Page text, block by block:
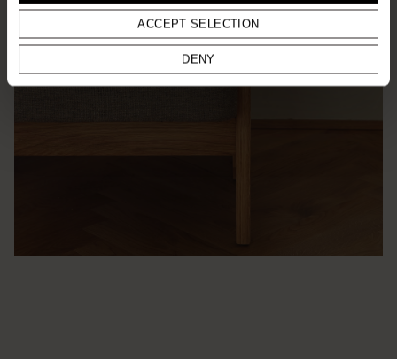
ACCEPT SELECTION
DENY